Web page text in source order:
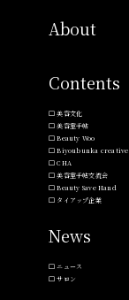
About
Contents
美容文化
美容室手帖
Beauty Woo
Biyoubunka creative
CHA
美容室手帖交流会
Beauty Save Hand
タイアップ企業
News
ニュース
サロン